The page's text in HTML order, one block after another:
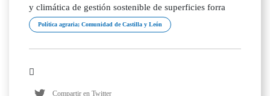
y climática de gestión sostenible de superficies forra
Política agraria; Comunidad de Castilla y León
Compartir en Twitter